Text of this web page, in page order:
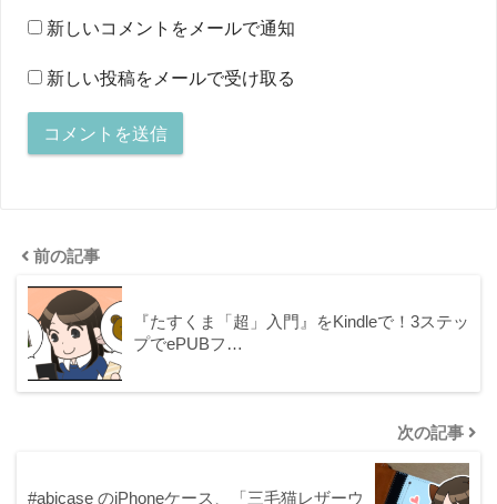
新しいコメントをメールで通知
新しい投稿をメールで受け取る
前の記事
『たすくま「超」入門』をKindleで！3ステッ
プでePUBフ…
次の記事
#abicase のiPhoneケース、「三毛猫レザーウ